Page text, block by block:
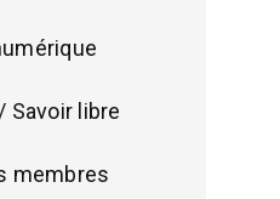
Savoir libre
membres